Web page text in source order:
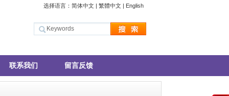
选择语言： 简体中文 | 繁體中文 | English
联系我们 留言反馈